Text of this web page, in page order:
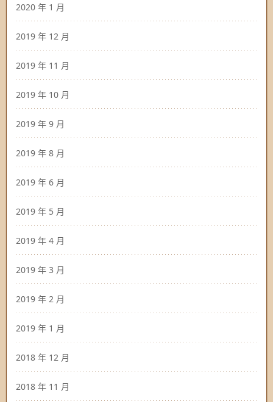
2020 年 1 月
2019 年 12 月
2019 年 11 月
2019 年 10 月
2019 年 9 月
2019 年 8 月
2019 年 6 月
2019 年 5 月
2019 年 4 月
2019 年 3 月
2019 年 2 月
2019 年 1 月
2018 年 12 月
2018 年 11 月